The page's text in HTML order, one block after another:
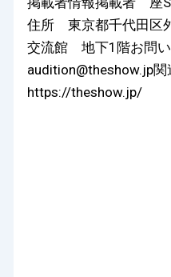
住所 東京都千代田区
交流館 地下1階お問
audition@theshow.jp
https://theshow.jp/